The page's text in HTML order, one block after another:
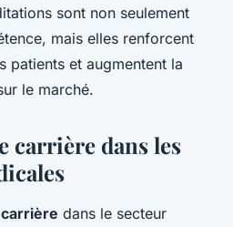
sont non seulement
mais elles renforcent
patients et augmentent la
le marché.
carrière dans les
dans le secteur